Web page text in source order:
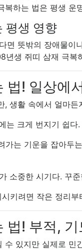
하는 법은 평생 운
평생 영향
뜻밖의 장애물
생 쥐띠 삼재 극
! 일상에
생활 속에서 얼마든
는 크게 번지기 쉽
가는 기운을 잡아두
소중한 시기다. 꾸
키려면 작은 정리
! 부적, 기
있지만 실제로